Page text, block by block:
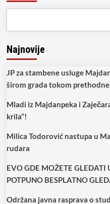
Najnovije
JP za stambene usluge
širom grada tokom
Mladi iz Majdanpeka i
krila”!
Milica Todorović nastupa u
rudara
EVO GDE MOŽETE GLEDATI
POTPUNO BESPLATNO
Održana javna rasprava o